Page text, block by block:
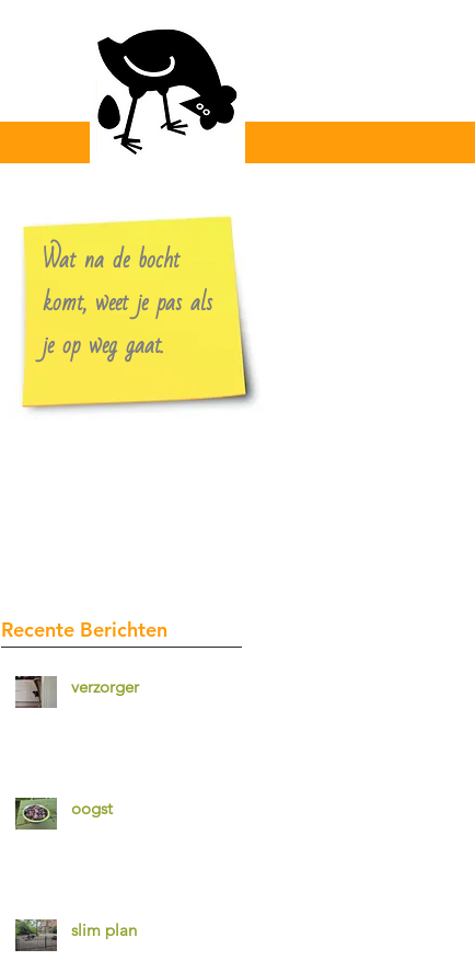
Wat na de bocht
komt, weet je pas als
je op weg gaat.
Recente Berichten
verzorger
oogst
slim plan